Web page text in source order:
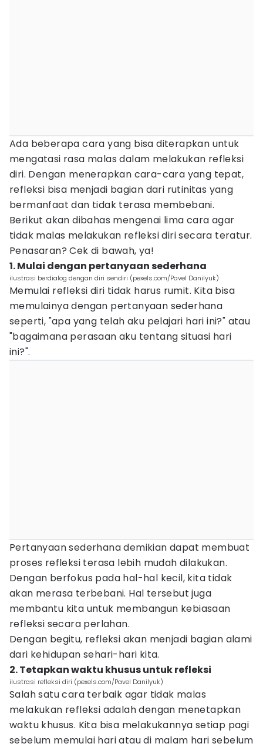
Ada beberapa cara yang bisa diterapkan untuk
mengatasi rasa malas dalam melakukan refleksi
diri. Dengan menerapkan cara-cara yang tepat,
refleksi bisa menjadi bagian dari rutinitas yang
bermanfaat dan tidak terasa membebani.
Berikut akan dibahas mengenai lima cara agar
tidak malas melakukan refleksi diri secara teratur.
Penasaran? Cek di bawah, ya!
1. Mulai dengan pertanyaan sederhana
ilustrasi berdialog dengan diri sendiri (pexels.com/Pavel Danilyuk)
Memulai refleksi diri tidak harus rumit. Kita bisa
memulainya dengan pertanyaan sederhana
seperti, "apa yang telah aku pelajari hari ini?" atau
"bagaimana perasaan aku tentang situasi hari
ini?".
Pertanyaan sederhana demikian dapat membuat
proses refleksi terasa lebih mudah dilakukan.
Dengan berfokus pada hal-hal kecil, kita tidak
akan merasa terbebani. Hal tersebut juga
membantu kita untuk membangun kebiasaan
refleksi secara perlahan.
Dengan begitu, refleksi akan menjadi bagian alami
dari kehidupan sehari-hari kita.
2. Tetapkan waktu khusus untuk refleksi
ilustrasi refleksi diri (pexels.com/Pavel Danilyuk)
Salah satu cara terbaik agar tidak malas
melakukan refleksi adalah dengan menetapkan
waktu khusus. Kita bisa melakukannya setiap pagi
sebelum memulai hari atau di malam hari sebelum